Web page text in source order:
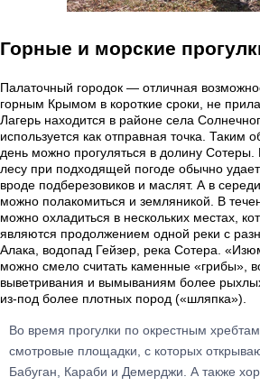
Горные и морские
Палаточный городок — отличная
горным Крымом в короткие сроки, не
Лагерь находится в районе села
используется как отправная точка. Таким
день можно прогуляться в долину Сотеры.
лесу при подходящей погоде обычно
вроде подберезовиков и маслят. А в
можно полакомиться и земляникой. В
можно охладиться в нескольких местах,
являются продолжением одной реки с
Алака, водопад Гейзер, река Сотера.
можно смело считать каменные «грибы»,
выветривания и вымываниям более
из-под более плотных пород («шляпка»).
Во время прогулки по окрестным
смотровые площадки, с которых
Бабуган, Караби и Демерджи. А также